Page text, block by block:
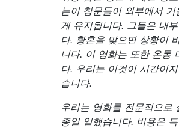
는이 창문들이 외부에서
게 유지됩니다. 그들은 내
다. 황혼을 맞으면 상황이
니다. 이 영화는 또한 온통
다. 우리는 이것이 시간이
습니다.
우리는 영화를 전문적으로
종일 일했습니다. 비용은